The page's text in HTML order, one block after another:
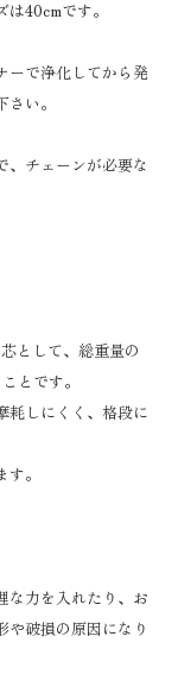
40cmです。
ーで浄化してから発
い。
、チェーンが必要な
として、総重量の
とです。
耗しにくく、格段に
。
な力を入れたり、お
や破損の原因になり